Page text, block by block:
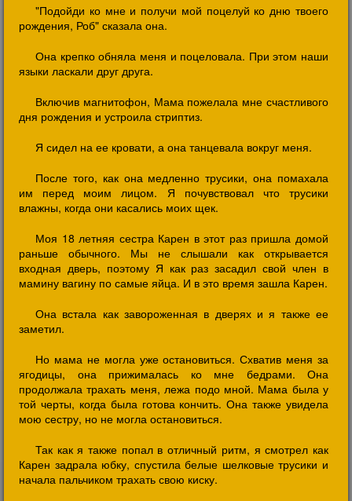
"Подойди ко мне и получи мой поцелуй ко дню твоего
рождения, Роб" сказала она.
Она крепко обняла меня и поцеловала. При этом наши
языки ласкали друг друга.
Включив магнитофон, Мама пожелала мне счастливого
дня рождения и устроила стриптиз.
Я сидел на ее кровати, а она танцевала вокруг меня.
После того, как она медленно трусики, она помахала
им перед моим лицом. Я почувствовал что трусики
влажны, когда они касались моих щек.
Моя 18 летняя сестра Карен в этот раз пришла домой
раньше обычного. Мы не слышали как открывается
входная дверь, поэтому Я как раз засадил свой член в
мамину вагину по самые яйца. И в это время зашла Карен.
Она встала как завороженная в дверях и я также ее
заметил.
Но мама не могла уже остановиться. Схватив меня за
ягодицы, она прижималась ко мне бедрами. Она
продолжала трахать меня, лежа подо мной. Мама была у
той черты, когда была готова кончить. Она также увидела
мою сестру, но не могла остановиться.
Так как я также попал в отличный ритм, я смотрел как
Карен задрала юбку, спустила белые шелковые трусики и
начала пальчиком трахать свою киску.